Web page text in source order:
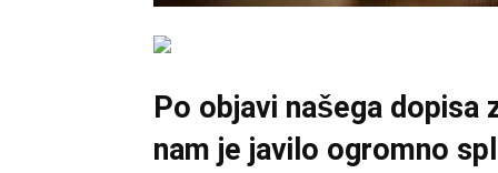
Po objavi našega
nam je javilo ogromno